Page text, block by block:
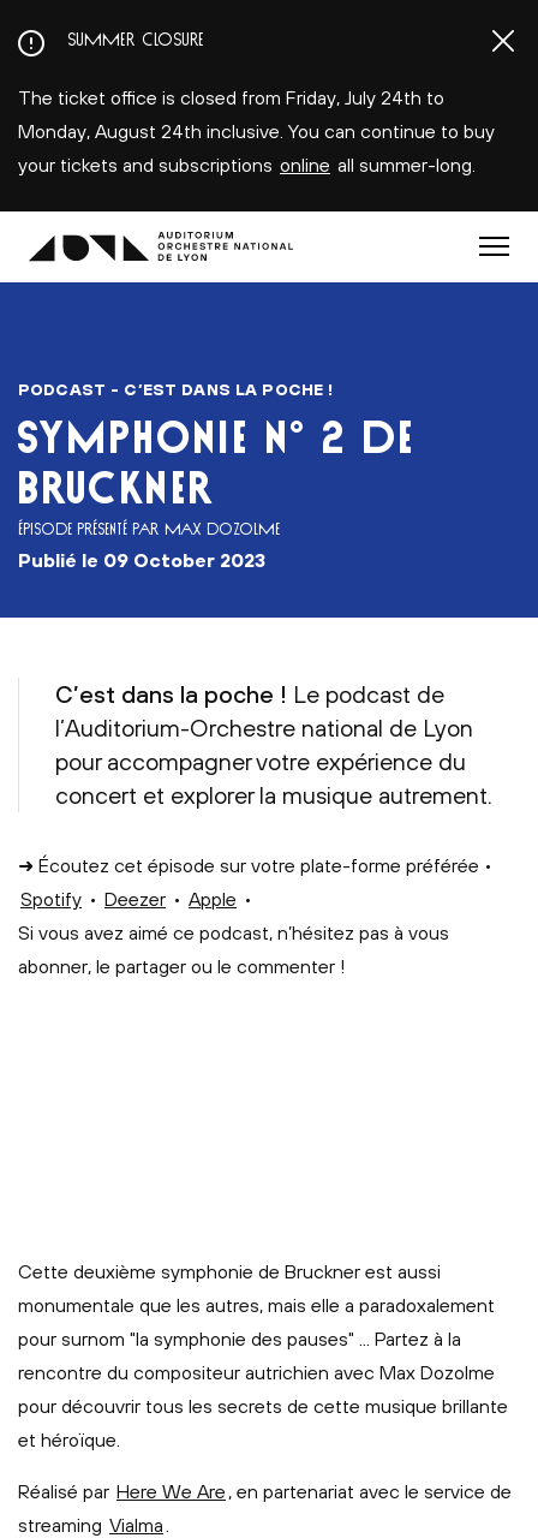
au
principal
SUMMER CLOSURE
The ticket office is closed from Friday, July 24th to
Monday, August 24th inclusive. You can continue to buy
your tickets and subscriptions online all summer-long.
Menu
PODCAST - C’EST DANS LA POCHE !
SYMPHONIE N° 2 DE
BRUCKNER
ÉPISODE PRÉSENTÉ PAR MAX DOZOLME
publié le 09 October 2023
C’est dans la poche ! Le podcast de
l’Auditorium-Orchestre national de Lyon
pour accompagner votre expérience du
concert et explorer la musique autrement.
➜ Écoutez cet épisode sur votre plate-forme préférée •
Spotify • Deezer • Apple •
Si vous avez aimé ce podcast, n’hésitez pas à vous
abonner, le partager ou le commenter !
Cette deuxième symphonie de Bruckner est aussi
monumentale que les autres, mais elle a paradoxalement
pour surnom "la symphonie des pauses" ... Partez à la
rencontre du compositeur autrichien avec Max Dozolme
pour découvrir tous les secrets de cette musique brillante
et héroïque.
Réalisé par Here We Are , en partenariat avec le service de
streaming Vialma